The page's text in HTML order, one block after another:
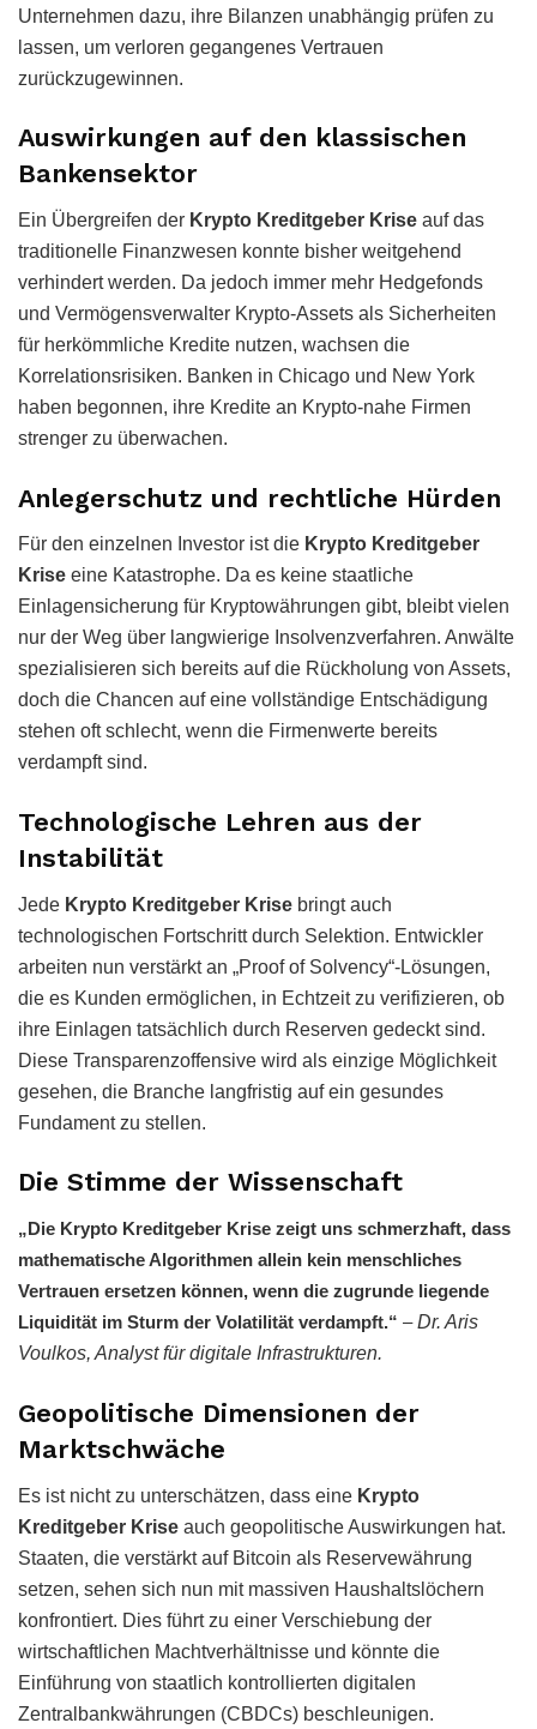
Unternehmen dazu, ihre Bilanzen unabhängig prüfen zu
lassen, um verloren gegangenes Vertrauen
zurückzugewinnen.
Auswirkungen auf den klassischen
Bankensektor
Ein Übergreifen der Krypto Kreditgeber Krise auf das
traditionelle Finanzwesen konnte bisher weitgehend
verhindert werden. Da jedoch immer mehr Hedgefonds
und Vermögensverwalter Krypto-Assets als Sicherheiten
für herkömmliche Kredite nutzen, wachsen die
Korrelationsrisiken. Banken in Chicago und New York
haben begonnen, ihre Kredite an Krypto-nahe Firmen
strenger zu überwachen.
Anlegerschutz und rechtliche Hürden
Für den einzelnen Investor ist die Krypto Kreditgeber
Krise eine Katastrophe. Da es keine staatliche
Einlagensicherung für Kryptowährungen gibt, bleibt vielen
nur der Weg über langwierige Insolvenzverfahren. Anwälte
spezialisieren sich bereits auf die Rückholung von Assets,
doch die Chancen auf eine vollständige Entschädigung
stehen oft schlecht, wenn die Firmenwerte bereits
verdampft sind.
Technologische Lehren aus der
Instabilität
Jede Krypto Kreditgeber Krise bringt auch
technologischen Fortschritt durch Selektion. Entwickler
arbeiten nun verstärkt an „Proof of Solvency“-Lösungen,
die es Kunden ermöglichen, in Echtzeit zu verifizieren, ob
ihre Einlagen tatsächlich durch Reserven gedeckt sind.
Diese Transparenzoffensive wird als einzige Möglichkeit
gesehen, die Branche langfristig auf ein gesundes
Fundament zu stellen.
Die Stimme der Wissenschaft
„Die Krypto Kreditgeber Krise zeigt uns schmerzhaft, dass
mathematische Algorithmen allein kein menschliches
Vertrauen ersetzen können, wenn die zugrunde liegende
Liquidität im Sturm der Volatilität verdampft.“ –Dr. Aris
Voulkos, Analyst für digitale Infrastrukturen.
Geopolitische Dimensionen der
Marktschwäche
Es ist nicht zu unterschätzen, dass eine Krypto
Kreditgeber Krise auch geopolitische Auswirkungen hat.
Staaten, die verstärkt auf Bitcoin als Reservewährung
setzen, sehen sich nun mit massiven Haushaltslöchern
konfrontiert. Dies führt zu einer Verschiebung der
wirtschaftlichen Machtverhältnisse und könnte die
Einführung von staatlich kontrollierten digitalen
Zentralbankwährungen (CBDCs) beschleunigen.